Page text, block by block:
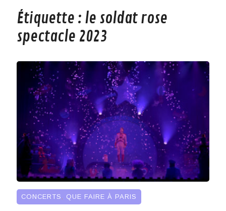
Étiquette : le soldat rose
spectacle 2023
CONCERTS QUE FAIRE À PARIS